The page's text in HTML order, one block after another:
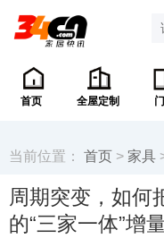
首页 全屋定制
当前位置： 首页 > 家具
周期突变，如何
的“三家一体”增